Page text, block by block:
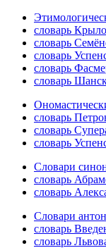
словарь
словарь
словарь
словарь
словарь
словарь
словарь
словарь
Словари
словарь
словарь
Словари
словарь
словарь